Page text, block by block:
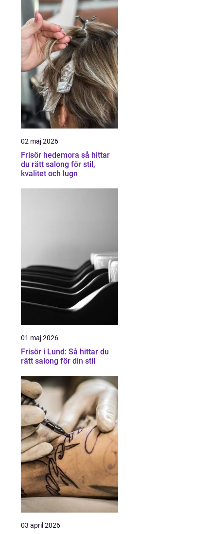
02 maj 2026
Frisör hedemora så hittar
du rätt salong för stil,
kvalitet och lugn
01 maj 2026
Frisör i Lund: Så hittar du
rätt salong för din stil
03 april 2026